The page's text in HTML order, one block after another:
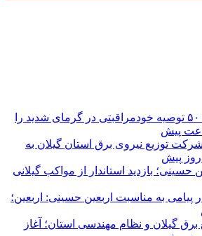
وزارت بهداشت ۵۰ توصیه خودمراقبتی در گرمای شدید را
توزیع نیروی برق استان گیلان به
حسینی؛ بازدید استاندار از مواکب گیلانی
در پیامی به مناسبت اربعین حسینی: اربعین؛
برق گیلان و نظام مهندسی استان؛ آغاز